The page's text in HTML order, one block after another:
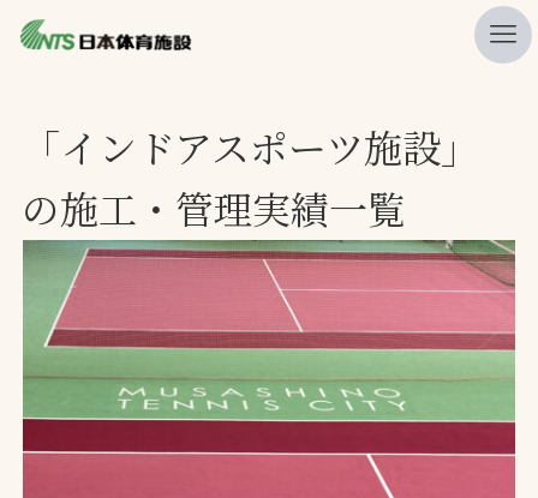
ニュース
プレスリリース
レポート
製品・サービス一覧
採用情報
「インドアスポーツ施設」
の施工・管理実績一覧